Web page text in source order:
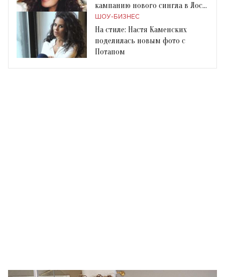
кампанию нового сингла в Лос-
Анджелесе
ШОУ-БИЗНЕС
На стиле: Настя Каменских
поделилась новым фото с
Потапом